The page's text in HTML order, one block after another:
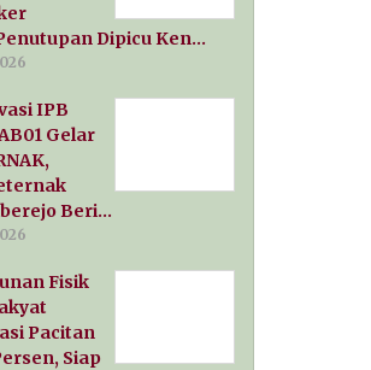
Dipicu Ken…
IPB
Gelar
Beri…
Fisik
Pacitan
Siap